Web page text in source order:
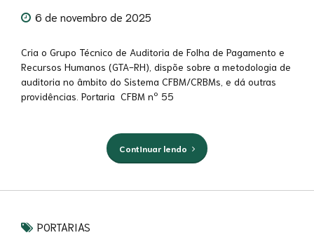
6 de novembro de 2025
Cria o Grupo Técnico de Auditoria de Folha de Pagamento e
Recursos Humanos (GTA-RH), dispõe sobre a metodologia de
auditoria no âmbito do Sistema CFBM/CRBMs, e dá outras
providências. Portaria CFBM nº 55
Continuar lendo
PORTARIAS